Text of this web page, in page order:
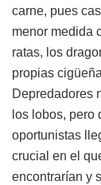
carne, pues
menor medida
ratas, los
propias
Depredadores
los lobos, pero
oportunistas
crucial en el
encontrarían y